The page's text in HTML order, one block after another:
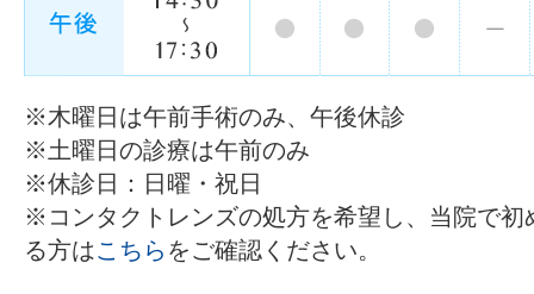
※木曜日は午前手術のみ、午後休診
※土曜日の診療は午前のみ
※休診日：日曜・祝日
※コンタクトレンズの処方を希望し、当院で初
る方はこちら をご確認ください。